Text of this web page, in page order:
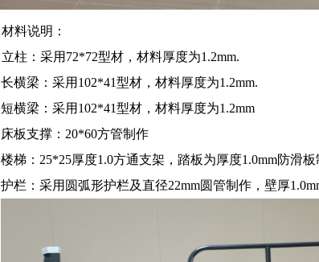
材料说明：
立柱： 采用72*72型材，材料厚度为1.2mm.
长横梁： 采用102*41型材，材料厚度为1.2mm.
短横梁： 采用102*41型材，材料厚度为1.2mm
床板支撑： 20*60方管制作
楼梯： 25*25厚度1.0方通支架，踏板为厚度1.0mm防滑
护栏： 采用圆弧形护栏及直径22mm圆管制作